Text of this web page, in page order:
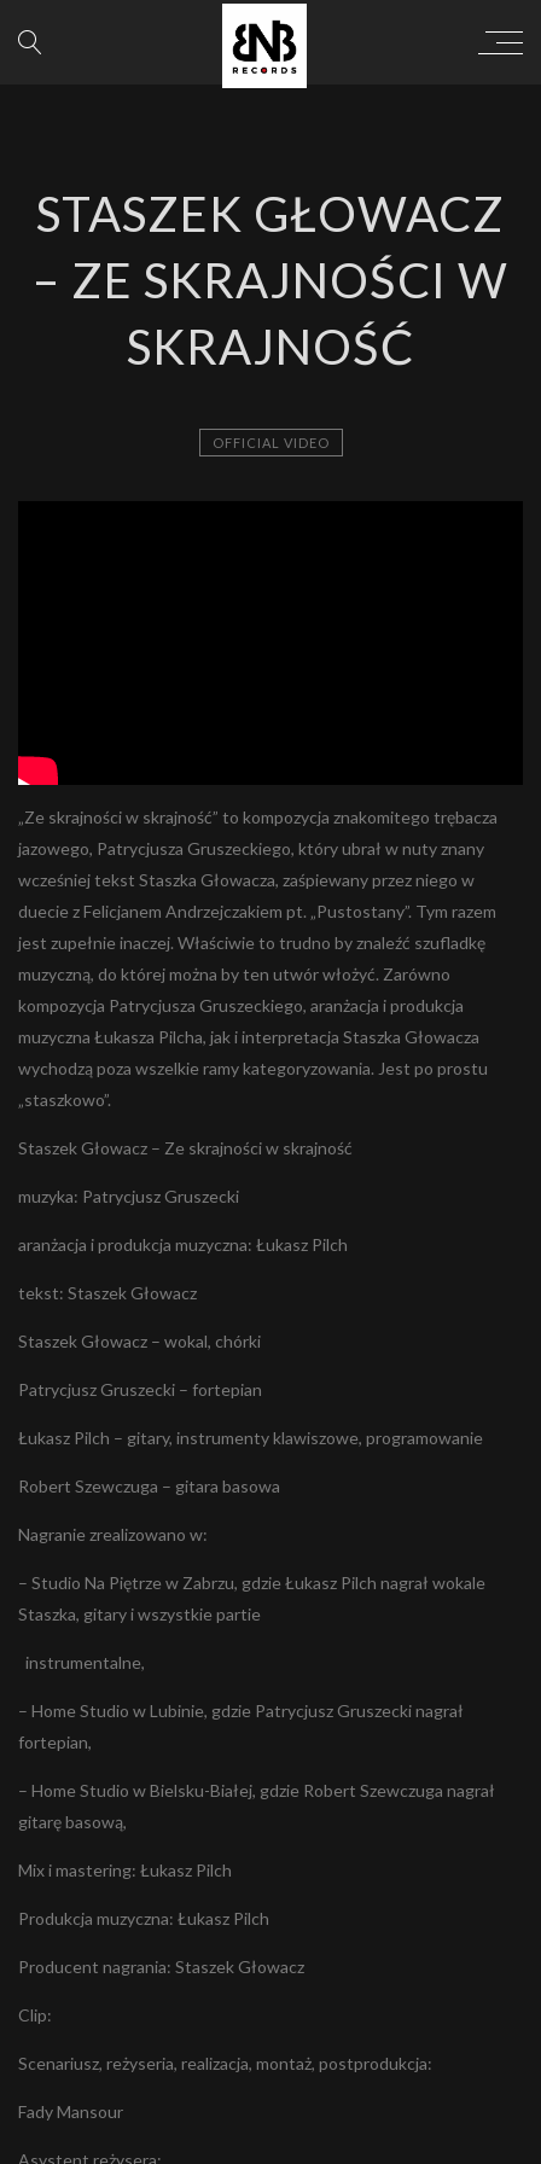
STASZEK GŁOWACZ
– ZE SKRAJNOŚCI W
SKRAJNOŚĆ
OFFICIAL VIDEO
„Ze skrajności w skrajność” to kompozycja znakomitego trębacza
jazowego, Patrycjusza Gruszeckiego, który ubrał w nuty znany
wcześniej tekst Staszka Głowacza, zaśpiewany przez niego w
duecie z Felicjanem Andrzejczakiem pt. „Pustostany”. Tym razem
jest zupełnie inaczej. Właściwie to trudno by znaleźć szufladkę
muzyczną, do której można by ten utwór włożyć. Zarówno
kompozycja Patrycjusza Gruszeckiego, aranżacja i produkcja
muzyczna Łukasza Pilcha, jak i interpretacja Staszka Głowacza
wychodzą poza wszelkie ramy kategoryzowania. Jest po prostu
„staszkowo”.
Staszek Głowacz – Ze skrajności w skrajność
muzyka: Patrycjusz Gruszecki
aranżacja i produkcja muzyczna: Łukasz Pilch
tekst: Staszek Głowacz
Staszek Głowacz – wokal, chórki
Patrycjusz Gruszecki – fortepian
Łukasz Pilch – gitary, instrumenty klawiszowe, programowanie
Robert Szewczuga – gitara basowa
Nagranie zrealizowano w:
– Studio Na Piętrze w Zabrzu, gdzie Łukasz Pilch nagrał wokale
Staszka, gitary i wszystkie partie
instrumentalne,
– Home Studio w Lubinie, gdzie Patrycjusz Gruszecki nagrał
fortepian,
– Home Studio w Bielsku-Białej, gdzie Robert Szewczuga nagrał
gitarę basową,
Mix i mastering: Łukasz Pilch
Produkcja muzyczna: Łukasz Pilch
Producent nagrania: Staszek Głowacz
Clip:
Scenariusz, reżyseria, realizacja, montaż, postprodukcja:
Fady Mansour